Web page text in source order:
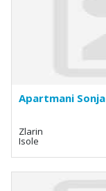
Apartmani Sonja
Zlarin
Isole